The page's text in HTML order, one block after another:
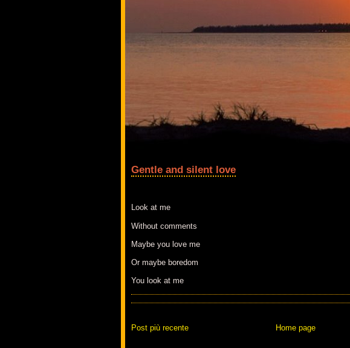
Gentle and silent love
Look at me
Without comments
Maybe you love me
Or maybe boredom
You look at me
Post più recente Home page